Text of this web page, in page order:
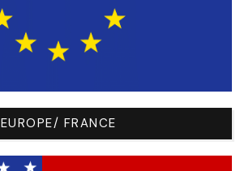
Black (█#1a1a1a)
White (█#ffffff)
EUROPE/ FRANCE